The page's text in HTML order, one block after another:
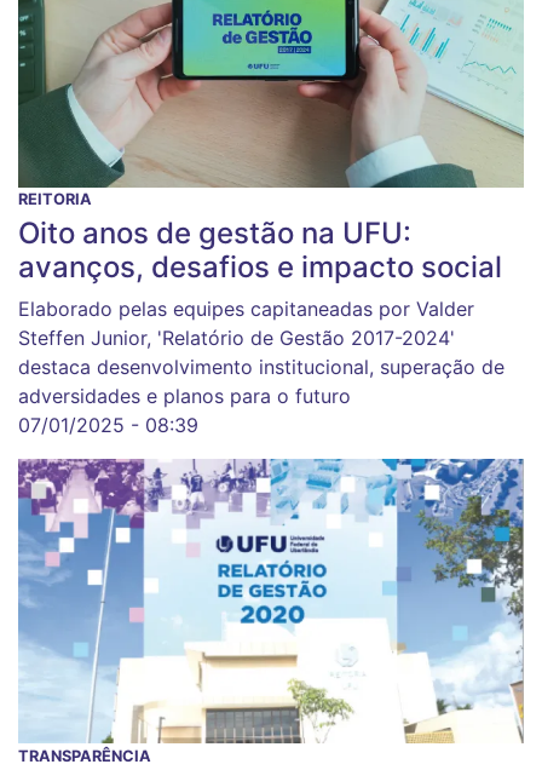
REITORIA
Oito anos de gestão na UFU:
avanços, desafios e impacto social
Elaborado pelas equipes capitaneadas por Valder
Steffen Junior, 'Relatório de Gestão 2017-2024'
destaca desenvolvimento institucional, superação de
adversidades e planos para o futuro
07/01/2025 - 08:39
TRANSPARÊNCIA